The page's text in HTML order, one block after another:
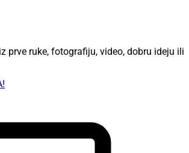
prve ruke, fotografiju, video, dobru ideju ili